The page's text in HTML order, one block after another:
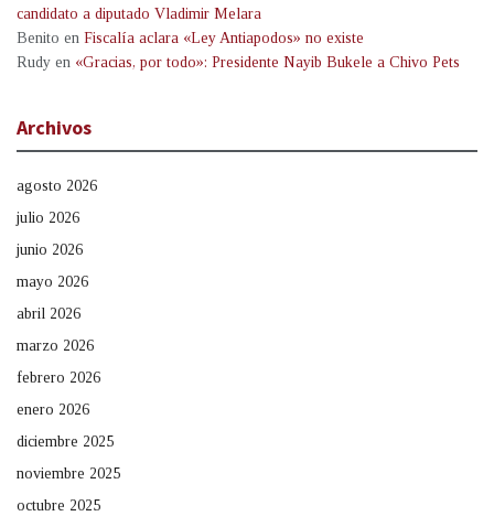
candidato a diputado Vladimir Melara
Benito en Fiscalía aclara «Ley Antiapodos» no existe
Rudy en «Gracias, por todo»: Presidente Nayib Bukele a Chivo Pets
Archivos
agosto 2026
julio 2026
junio 2026
mayo 2026
abril 2026
marzo 2026
febrero 2026
enero 2026
diciembre 2025
noviembre 2025
octubre 2025